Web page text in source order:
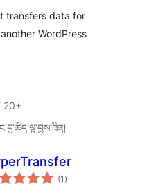
transfers data for
WordPress
20+
(1 གདེང་
འཇོག་
)